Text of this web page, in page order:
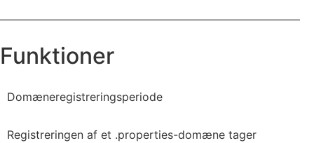
Funktioner
Domæneregistreringsperiode
Registreringen af et .properties-domæne tager